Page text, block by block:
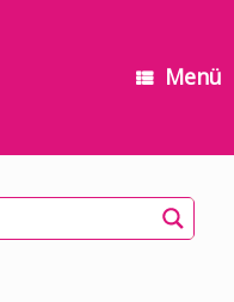
Menü